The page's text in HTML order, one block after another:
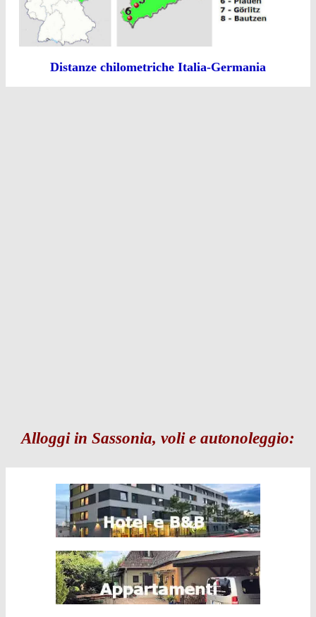
Distanze chilometriche Italia-Germania
Alloggi in Sassonia, voli e autonoleggio: